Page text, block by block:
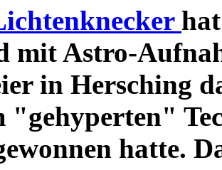
mit Astro-
in Hersching
"gehyperten"
hatte.